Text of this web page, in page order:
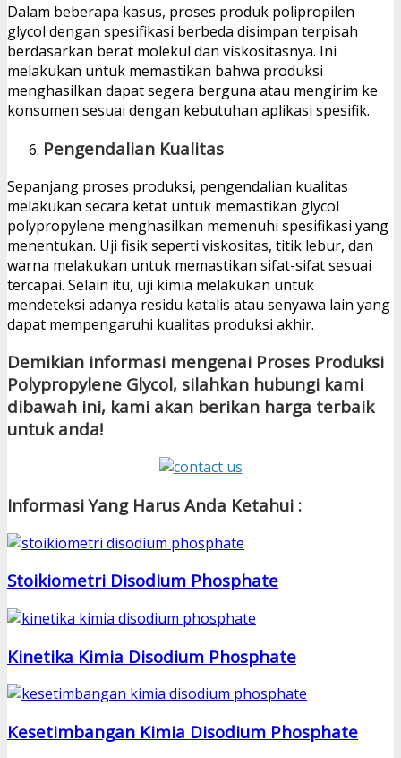
Dalam beberapa kasus, proses produk polipropilen
glycol dengan spesifikasi berbeda disimpan terpisah
berdasarkan berat molekul dan viskositasnya. Ini
melakukan untuk memastikan bahwa produksi
menghasilkan dapat segera berguna atau mengirim ke
konsumen sesuai dengan kebutuhan aplikasi spesifik.
Pengendalian Kualitas
Sepanjang proses produksi, pengendalian kualitas
melakukan secara ketat untuk memastikan glycol
polypropylene menghasilkan memenuhi spesifikasi yang
menentukan. Uji fisik seperti viskositas, titik lebur, dan
warna melakukan untuk memastikan sifat-sifat sesuai
tercapai. Selain itu, uji kimia melakukan untuk
mendeteksi adanya residu katalis atau senyawa lain yang
dapat mempengaruhi kualitas produksi akhir.
Demikian informasi mengenai Proses Produksi
Polypropylene Glycol, silahkan hubungi kami
dibawah ini, kami akan berikan harga terbaik
untuk anda!
Informasi Yang Harus Anda Ketahui :
Stoikiometri Disodium Phosphate
Kinetika Kimia Disodium Phosphate
Kesetimbangan Kimia Disodium Phosphate